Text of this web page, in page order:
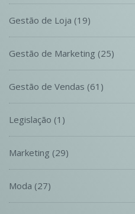
Gestão de Loja (19)
Gestão de Marketing (25)
Gestão de Vendas (61)
Legislação (1)
Marketing (29)
Moda (27)